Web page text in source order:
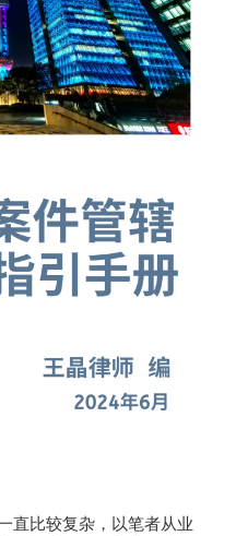
直比较复杂，以笔者从业